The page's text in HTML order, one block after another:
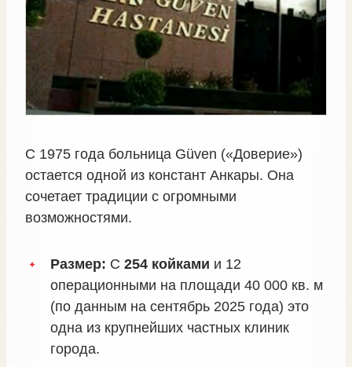
С 1975 года больница Güven («Доверие»)
остается одной из констант Анкары. Она
сочетает традиции с огромными
возможностями.
Размер: С 254 койками и 12
операционными на площади 40 000 кв. м
(по данным на сентябрь 2025 года) это
одна из крупнейших частных клиник
города.